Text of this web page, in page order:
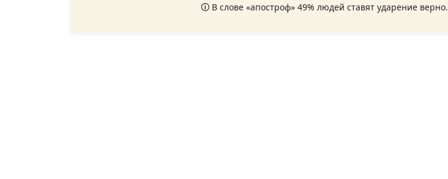
🛈 В слове «апостроф» 49% людей ставят ударение верно.